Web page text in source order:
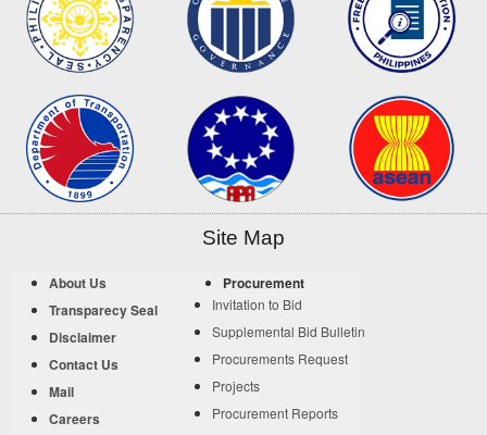
Site Map
About Us
Transparecy Seal
Disclaimer
Contact Us
Mail
Careers
Procurement
Invitation to Bid
Supplemental Bid Bulletin
Procurements Request
Projects
Procurement Reports